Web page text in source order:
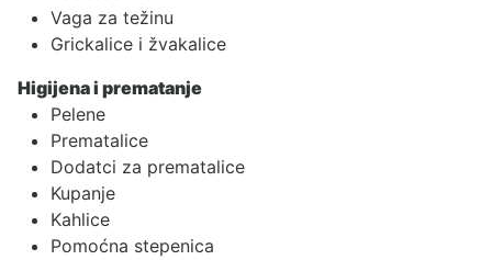
Vaga za težinu
Grickalice i žvakalice
Higijena i prematanje
Pelene
Prematalice
Dodatci za prematalice
Kupanje
Kahlice
Pomoćna stepenica